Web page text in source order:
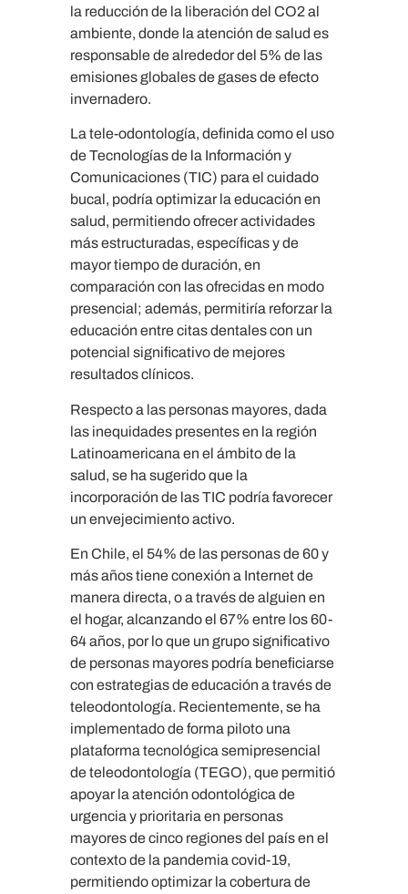
la reducción de la liberación del CO2 al
ambiente, donde la atención de salud es
responsable de alrededor del 5% de las
emisiones globales de gases de efecto
invernadero.
La tele-odontología, definida como el uso
de Tecnologías de la Información y
Comunicaciones (TIC) para el cuidado
bucal, podría optimizar la educación en
salud, permitiendo ofrecer actividades
más estructuradas, específicas y de
mayor tiempo de duración, en
comparación con las ofrecidas en modo
presencial; además, permitiría reforzar la
educación entre citas dentales con un
potencial significativo de mejores
resultados clínicos.
Respecto a las personas mayores, dada
las inequidades presentes en la región
Latinoamericana en el ámbito de la
salud, se ha sugerido que la
incorporación de las TIC podría favorecer
un envejecimiento activo.
En Chile, el 54% de las personas de 60 y
más años tiene conexión a Internet de
manera directa, o a través de alguien en
el hogar, alcanzando el 67% entre los 60-
64 años, por lo que un grupo significativo
de personas mayores podría beneficiarse
con estrategias de educación a través de
teleodontología. Recientemente, se ha
implementado de forma piloto una
plataforma tecnológica semipresencial
de teleodontología (TEGO), que permitió
apoyar la atención odontológica de
urgencia y prioritaria en personas
mayores de cinco regiones del país en el
contexto de la pandemia covid-19,
permitiendo optimizar la cobertura de